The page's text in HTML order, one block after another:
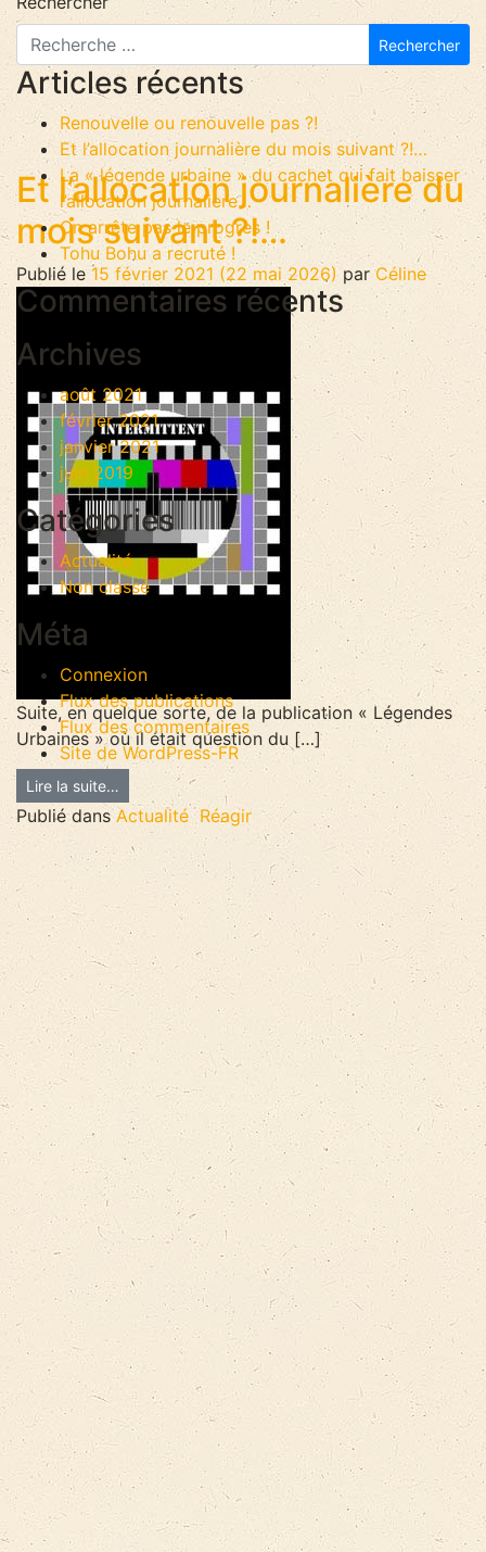
Et l’allocation journalière du
mois suivant ?!…
Publié le 15 février 2021 (22 mai 2026) parCéline
Suite, en quelque sorte, de la publication « Légendes
Urbaines » où il était question du […]
Lire la suite…
Publié dansActualité Réagir
Articles récents
Renouvelle ou renouvelle pas ?!
Et l’allocation journalière du mois suivant ?!…
La « légende urbaine » du cachet qui fait baisser
l’allocation journalière…
On arrête pas le progrès !
Tohu Bohu a recruté !
Commentaires récents
Archives
août 2021
février 2021
janvier 2021
juin 2019
Catégories
Actualité
Non classé
Méta
Connexion
Flux des publications
Flux des commentaires
Site de WordPress-FR